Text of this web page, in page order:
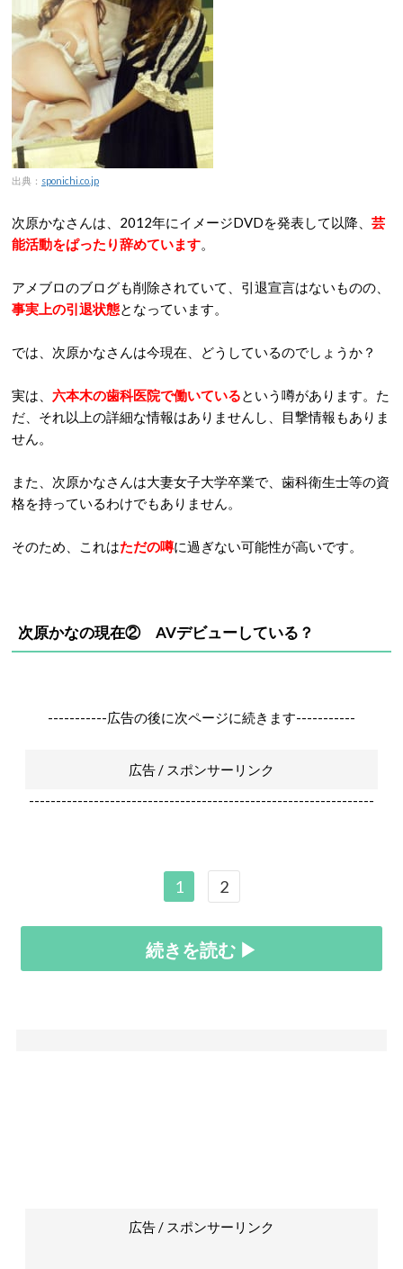
出典： sponichi.co.jp
次原かなさんは、2012年にイメージDVDを発表して以降、 芸
能活動をぱったり辞めています。
アメブロのブログも削除されていて、引退宣言はないものの、
事実上の引退状態となっています。
では、次原かなさんは今現在、どうしているのでしょうか？
実は、 六本木の歯科医院で働いているという噂があります。た
だ、それ以上の詳細な情報はありませんし、目撃情報もありま
せん。
また、次原かなさんは大妻女子大学卒業で、歯科衛生士等の資
格を持っているわけでもありません。
そのため、これはただの噂に過ぎない可能性が高いです。
次原かなの現在② AVデビューしている？
-----------広告の後に次ページに続きます-----------
広告 / スポンサーリンク
----------------------------------------------------------------
1 2
続きを読む ▶
広告 / スポンサーリンク